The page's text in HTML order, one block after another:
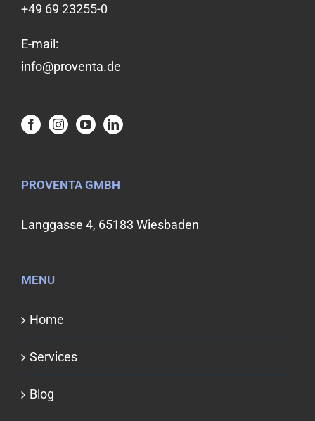
+49 69 23255-0
E-mail:
info@proventa.de
PROVENTA GMBH
Langgasse 4, 65183 Wiesbaden
MENU
Home
Services
Blog